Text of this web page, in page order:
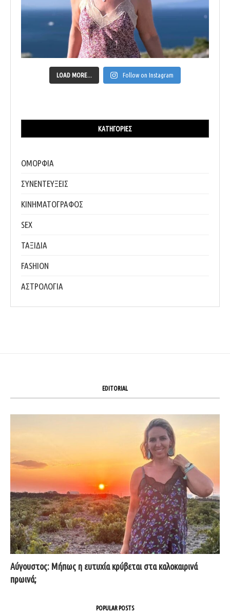
LOAD MORE... Follow on Instagram
ΚΑΤΗΓΟΡΊΕΣ
ΟΜΟΡΦΙΑ
ΣΥΝΕΝΤΕΥΞΕΙΣ
ΚΙΝΗΜΑΤΟΓΡΑΦΟΣ
SEX
ΤΑΞΙΔΙΑ
FASHION
ΑΣΤΡΟΛΟΓΙΑ
EDITORIAL
Αύγουστος: Μήπως η ευτυχία κρύβεται στα καλοκαιρινά
πρωινά;
POPULAR POSTS